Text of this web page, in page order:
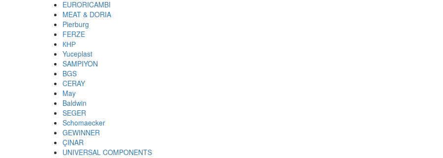
EURORICAMBI
MEAT & DORIA
Pierburg
FERZE
КНР
Yuceplast
SAMPIYON
BGS
CERAY
May
Baldwin
SEGER
Schomaecker
GEWINNER
ÇINAR
UNIVERSAL COMPONENTS